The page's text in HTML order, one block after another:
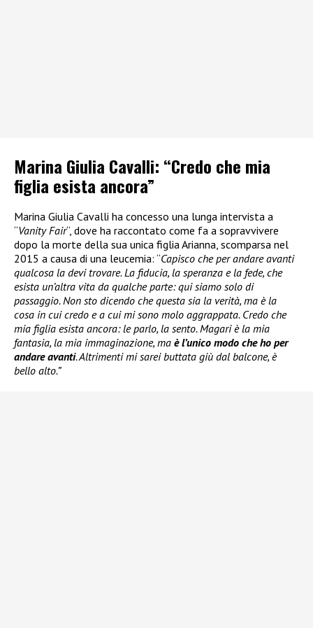
Marina Giulia Cavalli: “Credo che mia
figlia esista ancora”
Marina Giulia Cavalli ha concesso una lunga intervista a
“Vanity Fair“, dove ha raccontato come fa a sopravvivere
dopo la morte della sua unica figlia Arianna, scomparsa nel
2015 a causa di una leucemia: “Capisco che per andare avanti
qualcosa la devi trovare. La fiducia, la speranza e la fede, che
esista un’altra vita da qualche parte: qui siamo solo di
passaggio. Non sto dicendo che questa sia la verità, ma è la
cosa in cui credo e a cui mi sono molo aggrappata. Credo che
mia figlia esista ancora: le parlo, la sento. Magari è la mia
fantasia, la mia immaginazione, ma è l’unico modo che ho per
andare avanti. Altrimenti mi sarei buttata giù dal balcone, è
bello alto.”